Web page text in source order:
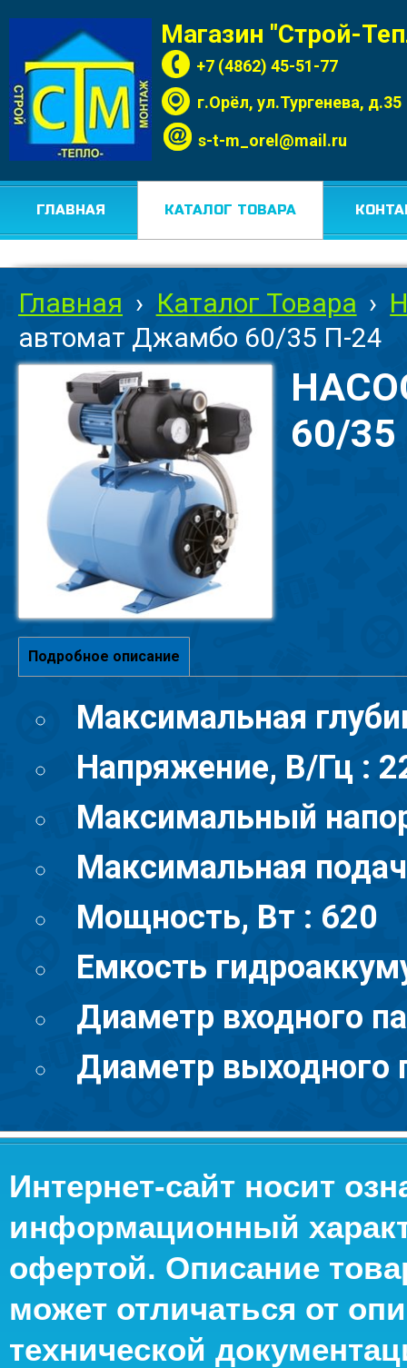
Магазин "Строй-
+7 (4862) 45-51-77
г.Орёл, ул.Тургенева, д.35
s-t-m_orel@mail.ru
ГЛАВНАЯ КАТАЛОГ ТОВАРА
Главная › Каталог Товара ›
автомат Джамбо 60/35 П-24
60/
Подробное описание
Максимальная
Напряжение, В/Гц :
Максимальный
Максимальная
Мощность, Вт : 620
Емкость
Диаметр входного
Диаметр выходного
Интернет-сайт носит
информационный
офертой. Описание
может отличаться от
технической